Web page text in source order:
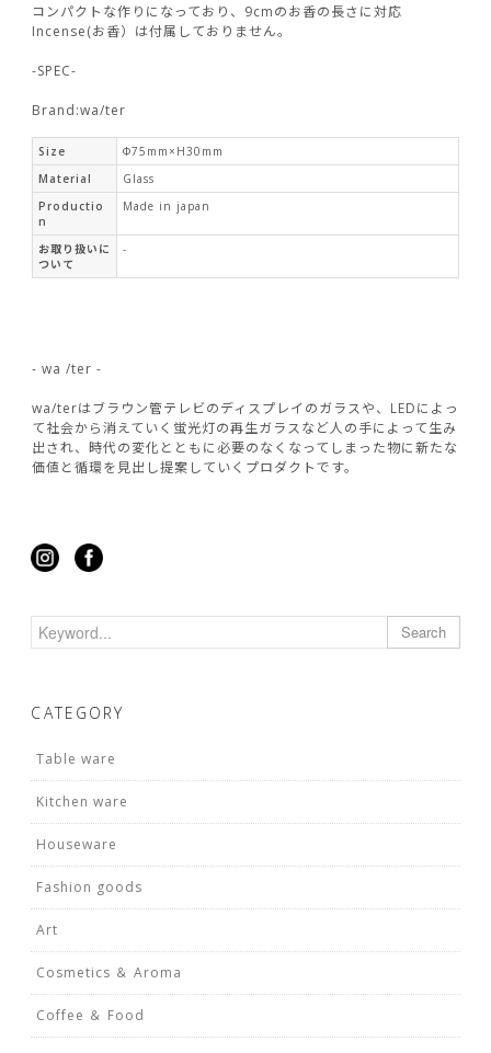
コンパクトな作りになっており、9cmのお香の長さに対応
Incense(お香）は付属しておりません。
-SPEC-
Brand:wa/ter
Size
Φ75mm×H30mm
Material
Glass
Productio
n
Made in japan
お取り扱いに
ついて
-
- wa /ter -
wa/terはブラウン管テレビのディスプレイのガラスや、LEDによっ
て社会から消えていく蛍光灯の再生ガラスなど人の手によって生み
出され、時代の変化とともに必要のなくなってしまった物に新たな
価値と循環を見出し提案していくプロダクトです。
Search
CATEGORY
Table ware
Kitchen ware
Houseware
Fashion goods
Art
Cosmetics ＆ Aroma
Coffee ＆ Food